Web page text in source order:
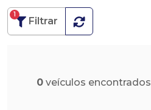
Filtrar
1
0 veículos encontrados